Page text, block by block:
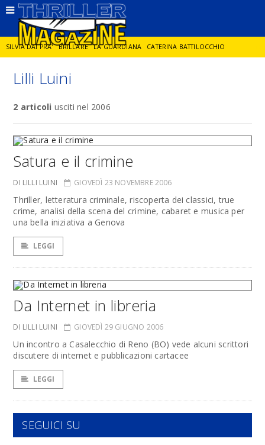
SILVIA DAI PRA' BRILLARE LA GUARDIANA CATERINA BATTILOCCHIO
JORGE DIAZ LA SPIA
Lilli Luini
2 articoli usciti nel 2006
Satura e il crimine
DI LILLI LUINI GIOVEDÌ 23 NOVEMBRE 2006
Thriller, letteratura criminale, riscoperta dei classici, true
crime, analisi della scena del crimine, cabaret e musica per
una bella iniziativa a Genova
LEGGI
Da Internet in libreria
DI LILLI LUINI GIOVEDÌ 29 GIUGNO 2006
Un incontro a Casalecchio di Reno (BO) vede alcuni scrittori
discutere di internet e pubblicazioni cartacee
LEGGI
SEGUICI SU